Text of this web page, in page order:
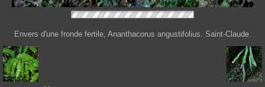
Envers d'une fronde fertile, Ananthacorus angustifolius. Saint-Claude.